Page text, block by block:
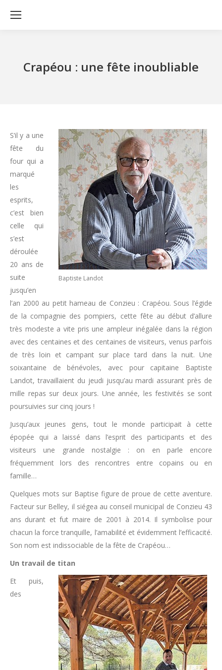
Crapéou : une fête inoubliable
Baptiste Landot
S’il y a une
fête du
four qui a
marqué
les
esprits,
c’est bien
celle qui
s’est
déroulée
20 ans de
suite
jusqu’en
l’an 2000 au petit hameau de Conzieu : Crapéou. Sous l’égide
de la compagnie des pompiers, cette fête au début d’allure
très modeste a vite pris une ampleur inégalée dans la région
avec des centaines et des centaines de visiteurs, venus parfois
de très loin et campant sur place tard dans la nuit. Une
soixantaine de bénévoles, avec pour capitaine Baptiste
Landot, travaillaient du jeudi jusqu’au mardi assurant près de
mille repas sur deux jours. Une année, les festivités se sont
poursuivies sur cinq jours !
Jusqu’aux jeunes gens, tout le monde participait à cette
épopée qui a laissé dans l’esprit des participants et des
visiteurs une grande nostalgie : on en parle encore
fréquemment lors des rencontres entre copains ou en
famille…
Quelques mots sur Baptise figure de proue de cette aventure.
Facteur sur Belley, il siégea au conseil municipal de Conzieu 43
ans durant et fut maire de 2001 à 2014. Il symbolise pour
chacun la force tranquille, l’amabilité et évidemment l’efficacité.
Son nom est indissociable de la fête de Crapéou…
Un travail de titan
Et puis,
des